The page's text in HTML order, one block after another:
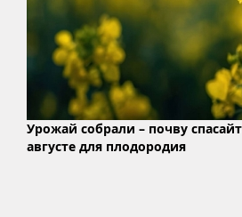
Урожай собрали – почву
августе для плодородия